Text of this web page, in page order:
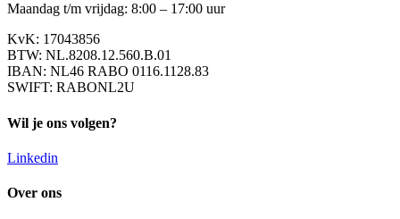
Maandag t/m vrijdag: 8:00 – 17:00 uur
KvK: 17043856
BTW: NL.8208.12.560.B.01
IBAN: NL46 RABO 0116.1128.83
SWIFT: RABONL2U
Wil je ons volgen?
Linkedin
Over ons